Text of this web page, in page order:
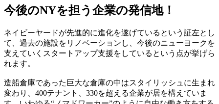
今後のNYを担う企業の発信地！
ネイビーヤードが先進的に進化を遂げているという証左とし
て、過去の施設をリノベーションし、今後のニューヨークを
支えていくスタートアップ支援をしているという点が挙げら
れます。
造船倉庫であった巨大な倉庫の中はスタイリッシュに生まれ
変わり、400テナント、330を超える企業が居を構えていま